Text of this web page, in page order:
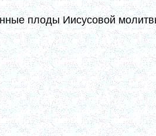
плоды Иисусовой
творение ее
суть наш труд, и
Плод сей есть –
умирение помыслов и
внутренней молитвы.
другими не выситься.
делании Иисусовой